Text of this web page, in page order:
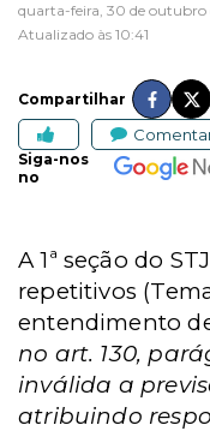
quarta-feira, 30 de outubro
Atualizado às 10:41
Compartilhar
Siga-nos
no
A 1ª seção do
repetitivos
entendimento
no art. 130,
inválida a
atribuindo